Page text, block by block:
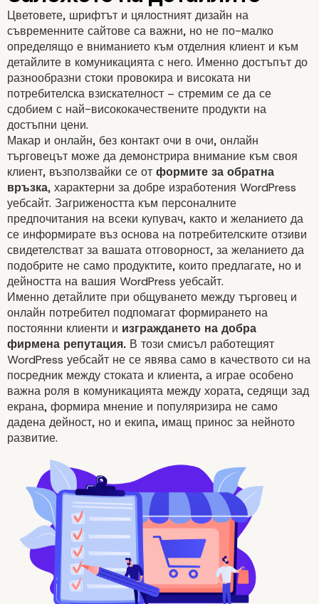
WordPress уебсайт –
представете
своя продукт
Цветовете, шрифтът и цялостният дизайн на
съвременните сайтове са важни, но не по-малко
определящо е вниманието към отделния клиент и към
детайлите в комуникацията с него. Именно достъпът до
разнообразни стоки провокира и високата ни
потребителска взискателност – стремим се да се
сдобием с най-висококачествените продукти на
достъпни цени.
Макар и онлайн, без контакт очи в очи, онлайн
търговецът може да демонстрира внимание към своя
клиент, възползвайки се от формите за обратна
връзка, характерни за добре изработения WordPress
уебсайт. Загрижеността към персоналните
предпочитания на всеки купувач, както и желанието да
се информирате въз основа на потребителските отзиви
свидетелстват за вашата отговорност, за желанието да
подобрите не само продуктите, които предлагате, но и
дейността на вашия WordPress уебсайт.
Именно детайлите при общуването между търговец и
онлайн потребител подпомагат формирането на
постоянни клиенти и изграждането на добра
фирмена репутация. В този смисъл работещият
WordPress уебсайт не се явява само в качеството си на
посредник между стоката и клиента, а играе особено
важна роля в комуникацията между хората, седящи зад
екрана, формира мнение и популяризира не само
дадена дейност, но и екипа, имащ принос за нейното
развитие.